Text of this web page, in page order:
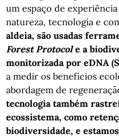
um espaço de
natureza, tecnologia e
aldeia, são usadas
Forest Protocole a
monitorizada por eDNA
a medir os benefícios
abordagem de
tecnologia também
ecossistema, como
biodiversidade, e